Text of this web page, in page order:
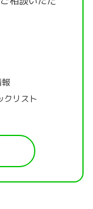
クリスト